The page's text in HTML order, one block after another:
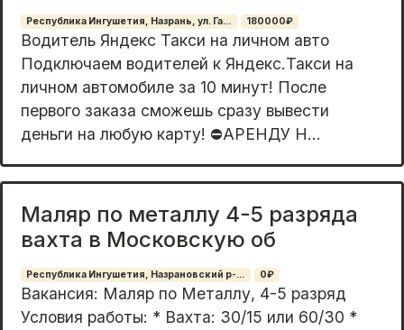
Республика Ингушетия, Назрань, ул. Га... 180000₽
Водитель Яндекс Такси на личном авто
Подключаем водителей к Яндекс.Такси на
личном автомобиле за 10 минут! После
первого заказа сможешь сразу вывести
деньги на любую карту! ⛔️АРЕНДУ Н...
Маляр по металлу 4-5 разряда
вахта в Московскую об
Республика Ингушетия, Назрановский р-... 0₽
Вакансия: Маляр по Металлу, 4-5 разряд
Условия работы: * Вахта: 30/15 или 60/30 *